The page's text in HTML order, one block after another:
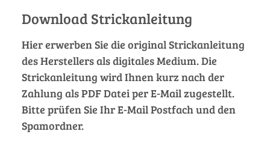
Download Strickanleitung
Hier erwerben Sie die original Strickanleitung
des Herstellers als digitales Medium. Die
Strickanleitung wird Ihnen kurz nach der
Zahlung als PDF Datei per E-Mail zugestellt.
Bitte prüfen Sie Ihr E-Mail Postfach und den
Spamordner.